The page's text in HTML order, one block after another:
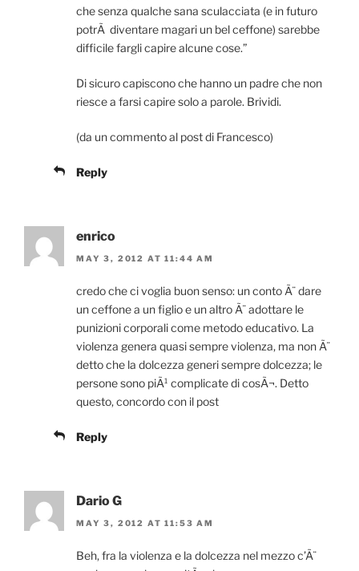
che senza qualche sana sculacciata (e in futuro
potrÃ diventare magari un bel ceffone) sarebbe
difficile fargli capire alcune cose.”
Di sicuro capiscono che hanno un padre che non
riesce a farsi capire solo a parole. Brividi.
(da un commento al post di Francesco)
Reply
enrico
MAY 3, 2012 AT 11:44 AM
credo che ci voglia buon senso: un conto Ã¨ dare
un ceffone a un figlio e un altro Ã¨ adottare le
punizioni corporali come metodo educativo. La
violenza genera quasi sempre violenza, ma non Ã¨
detto che la dolcezza generi sempre dolcezza; le
persone sono piÃ¹ complicate di cosÃ¬. Detto
questo, concordo con il post
Reply
Dario G
MAY 3, 2012 AT 11:53 AM
Beh, fra la violenza e la dolcezza nel mezzo c’Ã¨